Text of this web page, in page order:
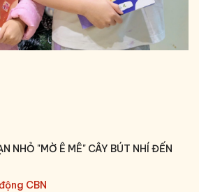
NHỎ "MỜ Ê MÊ" CÂY BÚT NHÍ ĐẾN
CBN